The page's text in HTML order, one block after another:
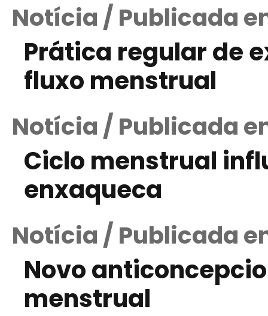
Notícia / Publicada
Prática regular de
fluxo menstrual
Notícia / Publicada
Ciclo menstrual
enxaqueca
Notícia / Publicada
Novo
menstrual